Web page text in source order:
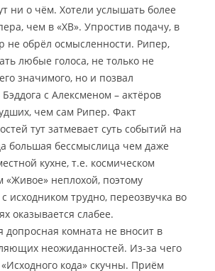
ни о чём. Хотели услышать более
чем в «ХВ». Упростив подачу, в
не обрёл осмысленности. Рипер,
любые голоса, не только не
значимого, но и позвал
с Алексменом – актёров
чем сам Рипер. Факт
тут затмевает суть событий на
большая бессмыслица чем даже
кухне, т.е. космическом
«Живое» неплохой, поэтому
исходником трудно, переозвучка во
оказывается слабее.
допросная комната не вносит в
неожиданностей. Из-за чего
кода» скучны. Приём